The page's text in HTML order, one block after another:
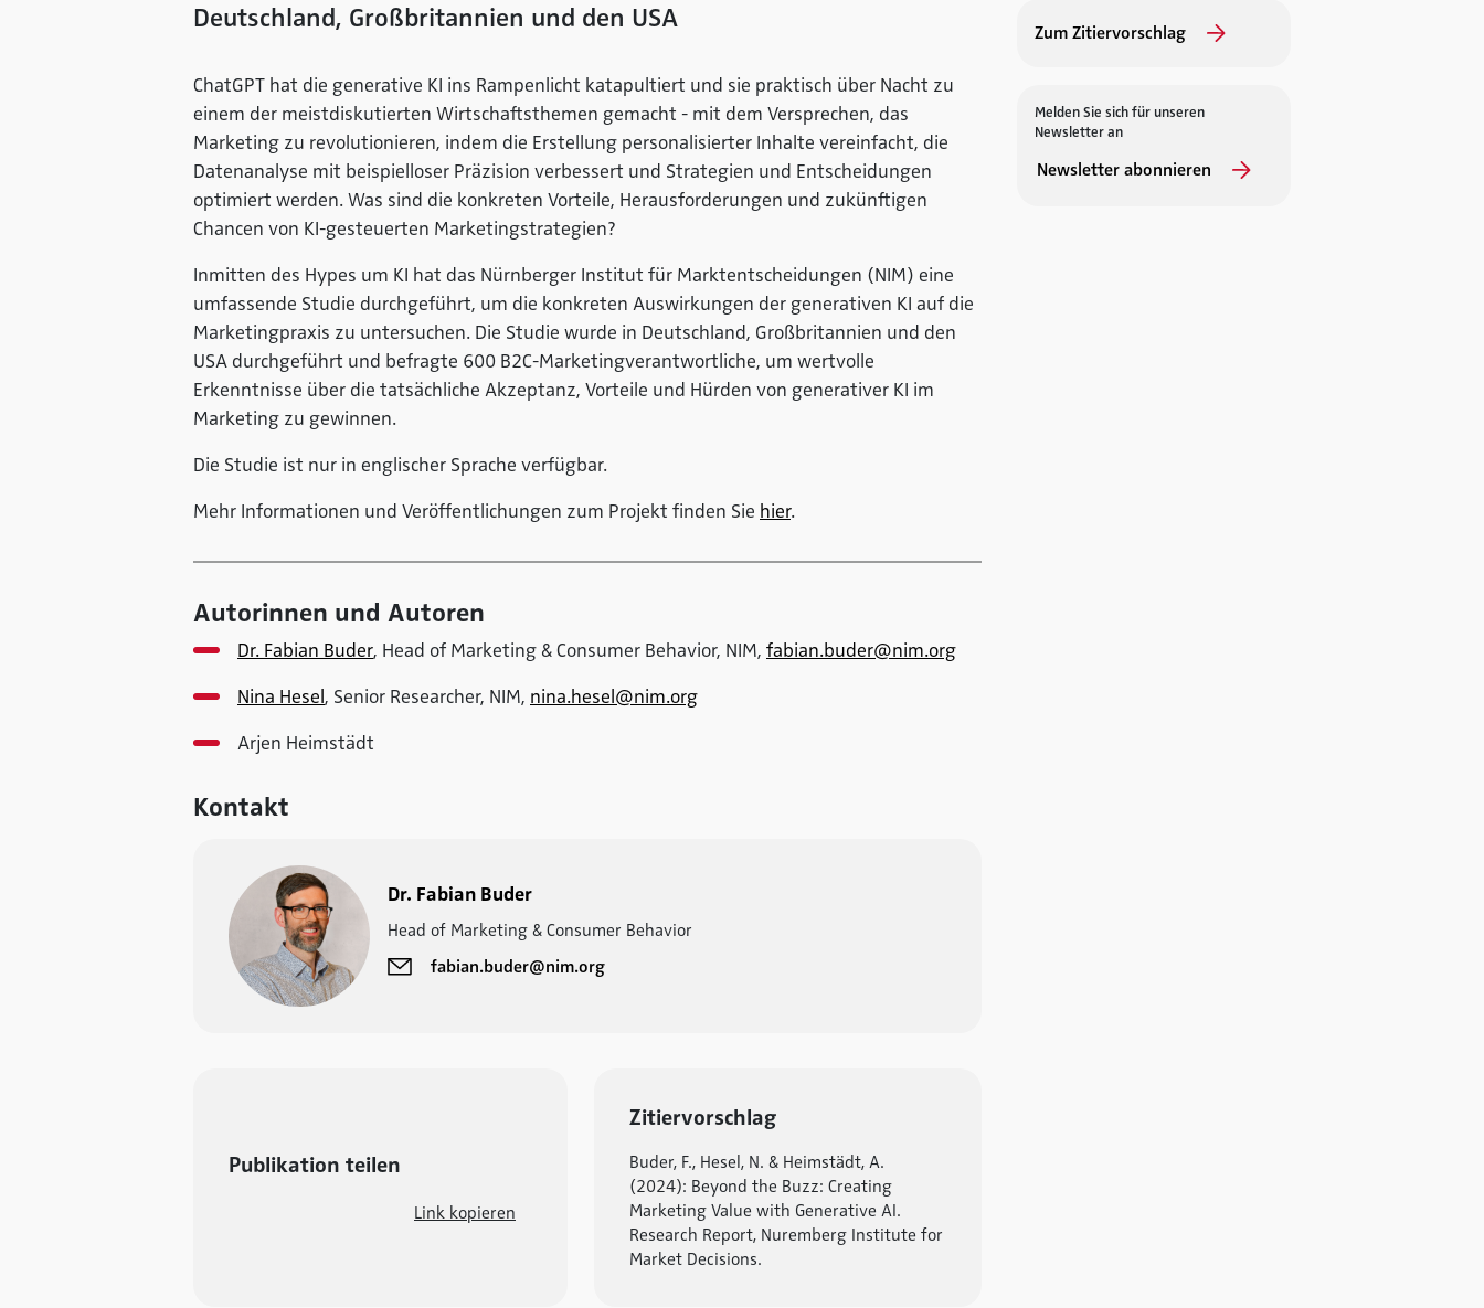
Zum Zitiervorschlag
Melden Sie sich für unseren
Newsletter an
Newsletter abonnieren
Deutschland, Großbritannien und den USA
ChatGPT hat die generative KI ins Rampenlicht katapultiert und sie praktisch über Nacht zu
einem der meistdiskutierten Wirtschaftsthemen gemacht - mit dem Versprechen, das
Marketing zu revolutionieren, indem die Erstellung personalisierter Inhalte vereinfacht, die
Datenanalyse mit beispielloser Präzision verbessert und Strategien und Entscheidungen
optimiert werden. Was sind die konkreten Vorteile, Herausforderungen und zukünftigen
Chancen von KI-gesteuerten Marketingstrategien?
Inmitten des Hypes um KI hat das Nürnberger Institut für Marktentscheidungen (NIM) eine
umfassende Studie durchgeführt, um die konkreten Auswirkungen der generativen KI auf die
Marketingpraxis zu untersuchen. Die Studie wurde in Deutschland, Großbritannien und den
USA durchgeführt und befragte 600 B2C-Marketingverantwortliche, um wertvolle
Erkenntnisse über die tatsächliche Akzeptanz, Vorteile und Hürden von generativer KI im
Marketing zu gewinnen.
Die Studie ist nur in englischer Sprache verfügbar.
Mehr Informationen und Veröffentlichungen zum Projekt finden Sie hier.
Autorinnen und Autoren
Dr. Fabian Buder, Head of Marketing & Consumer Behavior, NIM, fabian.buder@nim.org
Nina Hesel, Senior Researcher, NIM, nina.hesel@nim.org
Arjen Heimstädt
Kontakt
Dr. Fabian Buder
Head of Marketing & Consumer Behavior
fabian.buder@nim.org
Publikation teilen
Link kopieren
Zitiervorschlag
Buder, F., Hesel, N. & Heimstädt, A.
(2024): Beyond the Buzz: Creating
Marketing Value with Generative AI.
Research Report, Nuremberg Institute for
Market Decisions.